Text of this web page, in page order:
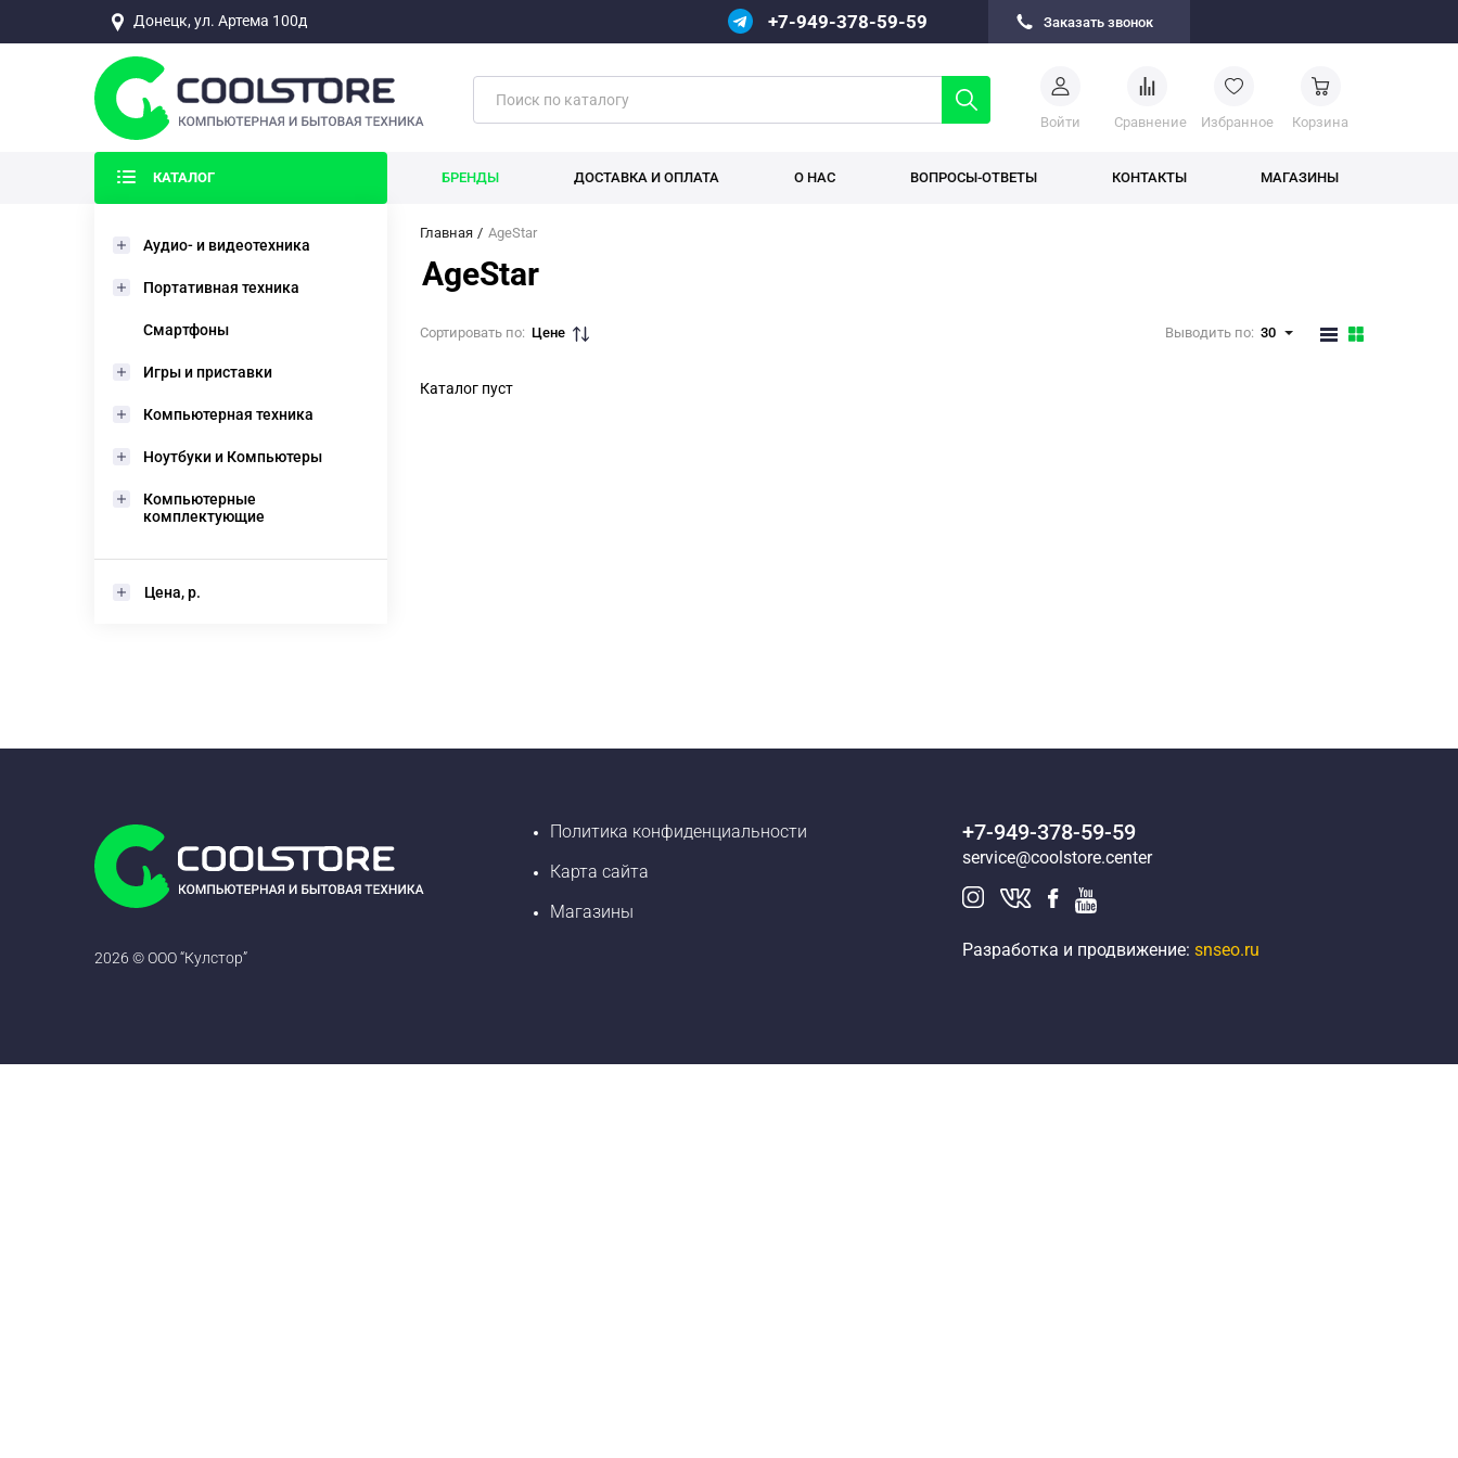
Донецк, ул. Артема 100д +7-949-378-59-59 Заказать звонок
Войти Cравнение Избранное Корзина
КАТАЛОГ БРЕНДЫ ДОСТАВКА И ОПЛАТА О НАС ВОПРОСЫ-ОТВЕТЫ КОНТАКТЫ МАГАЗИНЫ
Аудио- и видеотехника
Портативная техника
Смартфоны
Игры и приставки
Компьютерная техника
Ноутбуки и Компьютеры
Компьютерные
комплектующие
Цена, р.
Главная AgeStar
AgeStar
Сортировать по: Цене Выводить по: 30
Каталог пуст
2026 © ООО “Кулстор”
Политика конфиденциальности
Карта сайта
Магазины
+7-949-378-59-59
service@coolstore.center
Разработка и продвижение: snseo.ru